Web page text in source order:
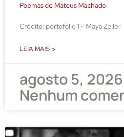
Poemas de Mateus Machado
Crédito: portofolio 1 – Maya Zeller
LEIA MAIS »
agosto 5, 2026
Nenhum